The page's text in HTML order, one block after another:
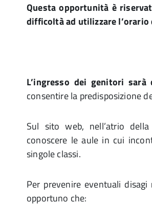
Questa opportunità è
difficoltà ad utilizzare
L’ingresso dei genitori
consentire la predisposizione
Sul sito web, nell’atrio
conoscere le aule in cui
singole classi.
Per prevenire eventuali
opportuno che: